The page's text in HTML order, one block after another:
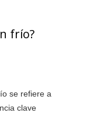
frío?
se refiere a
clave